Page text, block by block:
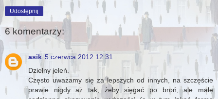
Udostępnij
6 komentarzy:
asik 5 czerwca 2012 12:31
Dzielny jeleń.
Często uważamy się za lepszych od innych, na szczęście
prawie nigdy aż tak, żeby sięgać po broń, ale małe